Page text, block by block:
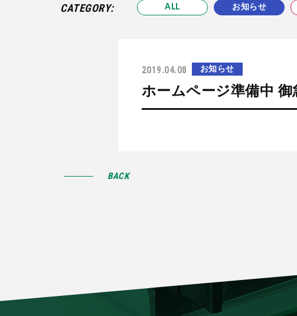
CATEGORY: ALL お知らせ
2019.04.08 お知らせ
ホームページ準備中 御
BACK